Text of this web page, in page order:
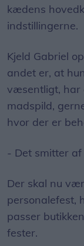
kædens
indstillingerne.
Kjeld Gabriel
andet er, at
væsentligt, har
madspild,
hvor der er
- Det smitter
Der skal nu
personalefest,
passer
fester.